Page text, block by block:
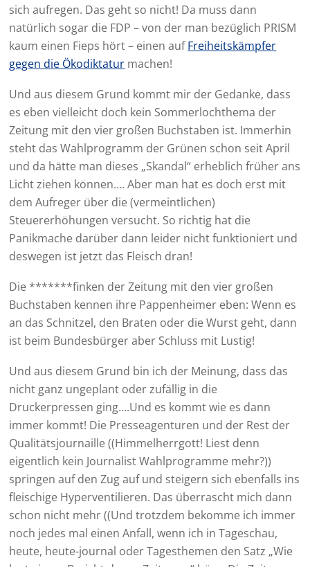
sich aufregen. Das geht so nicht! Da muss dann
natürlich sogar die FDP – von der man bezüglich PRISM
kaum einen Fieps hört – einen aufFreiheitskämpfer
gegen die Ökodiktatur machen!
Und aus diesem Grund kommt mir der Gedanke, dass
es eben vielleicht doch kein Sommerlochthema der
Zeitung mit den vier großen Buchstaben ist. Immerhin
steht das Wahlprogramm der Grünen schon seit April
und da hätte man dieses „Skandal“ erheblich früher ans
Licht ziehen können…. Aber man hat es doch erst mit
dem Aufreger über die (vermeintlichen)
Steuererhöhungen versucht. So richtig hat die
Panikmache darüber dann leider nicht funktioniert und
deswegen ist jetzt das Fleisch dran!
Die *******finken der Zeitung mit den vier großen
Buchstaben kennen ihre Pappenheimer eben: Wenn es
an das Schnitzel, den Braten oder die Wurst geht, dann
ist beim Bundesbürger aber Schluss mit Lustig!
Und aus diesem Grund bin ich der Meinung, dass das
nicht ganz ungeplant oder zufällig in die
Druckerpressen ging….Und es kommt wie es dann
immer kommt! Die Presseagenturen und der Rest der
Qualitätsjournaille ((Himmelherrgott! Liest denn
eigentlich kein Journalist Wahlprogramme mehr?))
springen auf den Zug auf und steigern sich ebenfalls ins
fleischige Hyperventilieren. Das überrascht mich dann
schon nicht mehr ((Und trotzdem bekomme ich immer
noch jedes mal einen Anfall, wenn ich in Tageschau,
heute, heute-journal oder Tagesthemen den Satz „Wie